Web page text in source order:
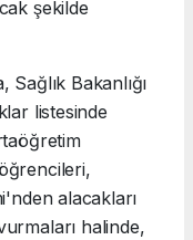
şekilde
Bakanlığı
listesinde
alacakları
halinde,